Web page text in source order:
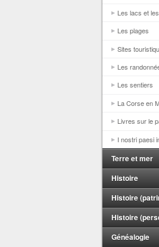
Les lacs et
Les plages
Sites
Les
Les sentiers
La Corse en
Livres sur le
I nostri paesi
Terre et mer
Histoire
Histoire
Histoire
Généalogie